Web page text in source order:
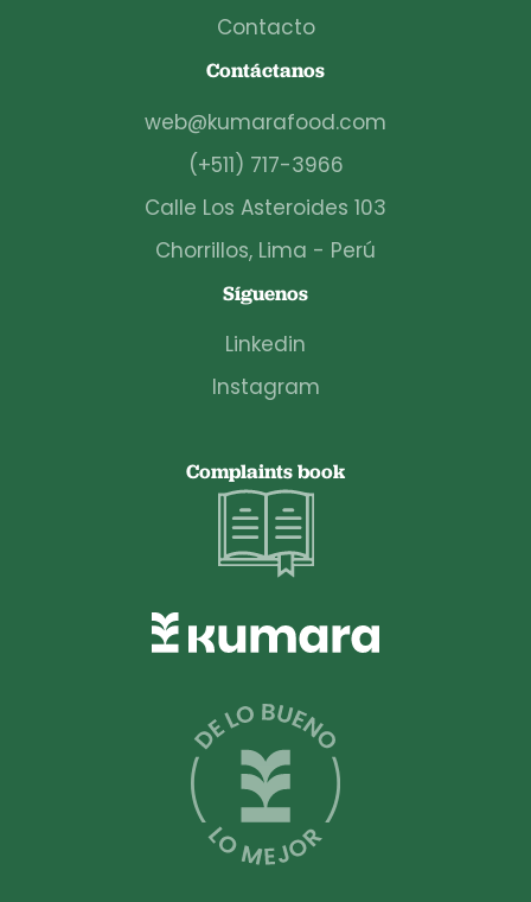
Contacto
Contáctanos
web@kumarafood.com
(+511) 717-3966
Calle Los Asteroides 103
Chorrillos, Lima - Perú
Síguenos
Linkedin
Instagram
Complaints book